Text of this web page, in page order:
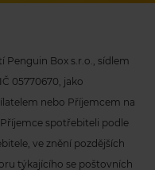
Penguin Box s.r.o., sídlem
05770670, jako
nebo Příjemcem na
spotřebiteli podle
ve znění pozdějších
týkajícího se poštovních